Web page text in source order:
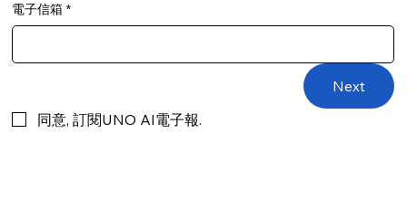
電子信箱 *
Next
同意, 訂閱UNO AI電子報.